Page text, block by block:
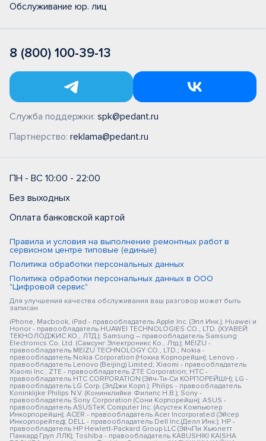
Обслуживание юр. лиц
8 (800) 100-39-13
Служба поддержки: spk@pedant.ru
Партнерство: reklama@pedant.ru
ПН - ВС 10:00 - 22:00
Без выходных
Оплата банковской картой
Правила и условия на выполнение ремонтных работ в
сервисном центре типовые (единые)
Политика обработки персональных данных
Политика обработки персональных данных в ООО
"Цифровой сервис"
Для улучшения качества обслуживания ваш разговор может быть
записан
iPhone, Macbook, iPad - правообладатель Apple Inc. (Эпл Инк.); Huawei и
Honor - правообладатель HUAWEI TECHNOLOGIES CO., LTD. (ХУАВЕЙ
ТЕКНОЛОДЖИС КО., ЛТД.); Samsung – правообладатель Samsung
Electronics Co. Ltd. (Самсунг Электроникс Ко., Лтд.); MEIZU -
правообладатель MEIZU TECHNOLOGY CO., LTD.; Nokia -
правообладатель Nokia Corporation (Нокиа Корпорейшн); Lenovo -
правообладатель Lenovo (Beijing) Limited; Xiaomi - правообладатель
Xiaomi Inc.; ZTE - правообладатель ZTE Corporation; HTC -
правообладатель HTC CORPORATION (Эйч-Ти-Си КОРПОРЕЙШН); LG -
правообладатель LG Corp. (ЭлДжи Корп.); Philips - правообладатель
Koninklijke Philips N.V. (Конинклийке Филипс Н.В.); Sony -
правообладатель Sony Corporation (Сони Корпорейшн); ASUS -
правообладатель ASUSTeK Computer Inc. (Асустек Компьютер
Инкорпорейшн); ACER - правообладатель Acer Incorporated (Эйсер
Инкорпорейтед); DELL - правообладатель Dell Inc.(Делл Инк.); HP -
правообладатель HP Hewlett-Packard Group LLC (ЭйчПи Хьюлетт
Паккард Груп ЛЛК); Toshiba - правообладатель KABUSHIKI KAISHA